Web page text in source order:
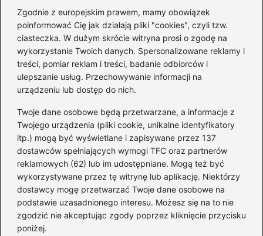
Zgodnie z europejskim prawem, mamy obowiązek
poinformować Cię jak działają pliki "cookies", czyli tzw.
ciasteczka. W dużym skrócie witryna prosi o zgodę na
wykorzystanie Twoich danych. Spersonalizowane reklamy i
treści, pomiar reklam i treści, badanie odbiorców i
ulepszanie usług. Przechowywanie informacji na
urządzeniu lub dostęp do nich.
Twoje dane osobowe będą przetwarzane, a informacje z
Twojego urządzenia (pliki cookie, unikalne identyfikatory
itp.) mogą być wyświetlane i zapisywane przez 137
dostawców spełniających wymogi TFC oraz partnerów
reklamowych (62) lub im udostępniane. Mogą też być
wykorzystywane przez tę witrynę lub aplikację. Niektórzy
dostawcy mogę przetwarzać Twoje dane osobowe na
podstawie uzasadnionego interesu. Możesz się na to nie
zgodzić nie akceptując zgody poprzez kliknięcie przycisku
poniżej.
Łatwy sposób jak skrócić spódnicę z
półkoła w domu
Kategorie
Akcesoria(29)
Buty(221)
Dodatki(59)
Dziecko(100)
Kobieta(39)
Moda(109)
Styl(2)